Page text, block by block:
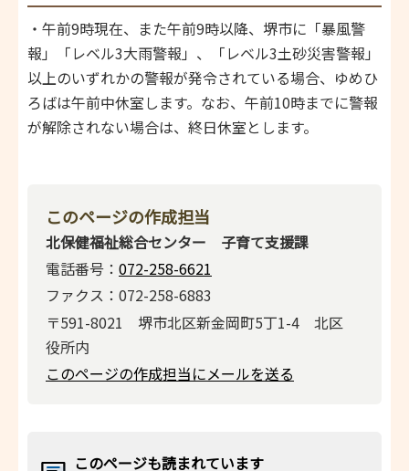
・午前9時現在、また午前9時以降、堺市に「暴風警
報」「レベル3大雨警報」、「レベル3土砂災害警報」
以上のいずれかの警報が発令されている場合、ゆめひ
ろばは午前中休室します。なお、午前10時までに警報
が解除されない場合は、終日休室とします。
このページの作成担当
北保健福祉総合センター 子育て支援課
電話番号： 072-258-6621
ファクス：072-258-6883
〒591-8021 堺市北区新金岡町5丁1-4 北区
役所内
このページの作成担当にメールを送る
このページも読まれています